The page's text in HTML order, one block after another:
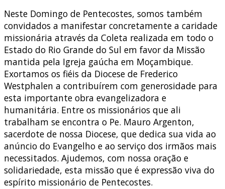
Neste Domingo de Pentecostes, somos também
convidados a manifestar concretamente a caridade
missionária através da Coleta realizada em todo o
Estado do Rio Grande do Sul em favor da Missão
mantida pela Igreja gaúcha em Moçambique.
Exortamos os fiéis da Diocese de Frederico
Westphalen a contribuírem com generosidade para
esta importante obra evangelizadora e
humanitária. Entre os missionários que ali
trabalham se encontra o Pe. Mauro Argenton,
sacerdote de nossa Diocese, que dedica sua vida ao
anúncio do Evangelho e ao serviço dos irmãos mais
necessitados. Ajudemos, com nossa oração e
solidariedade, esta missão que é expressão viva do
espírito missionário de Pentecostes.